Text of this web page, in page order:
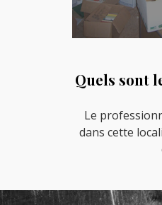
Quels sont
Le
dans cette